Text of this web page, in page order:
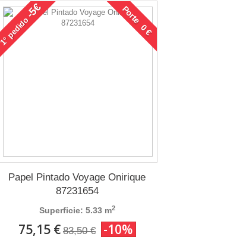
1°
pedido
-5€ Porte 0 €
Papel Pintado Voyage Onirique
87231654
Superficie: 5.33 m2
75,15 € 83,50 € -10%